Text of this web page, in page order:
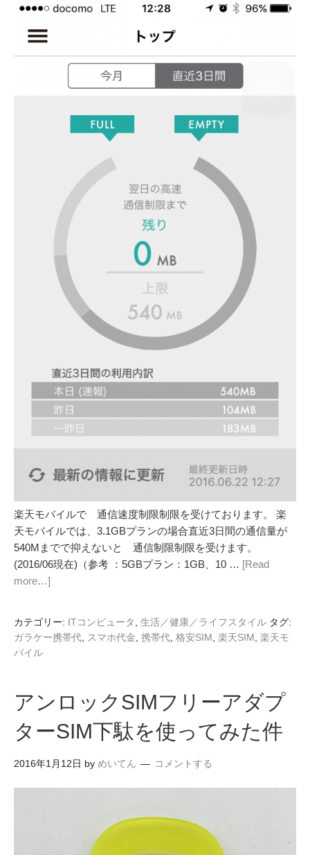
楽天モバイルで 通信速度制限制限を受けております。 楽
天モバイルでは、3.1GBプランの場合直近3日間の通信量が
540Mまでで抑えないと 通信制限制限を受けます。
(2016/06現在)（参考 ：5GBプラン：1GB、10 … [Read
more…]
カテゴリー: ITコンピュータ 生活／健康／ライフスタイル タグ:
ガラケー携帯代
スマホ代金 携帯代 格安SIM 楽天SIM 楽天モ
バイル
アンロックSIMフリーアダプ
ターSIM下駄を使ってみた件
2016年1月12日 by めいてん コメントする